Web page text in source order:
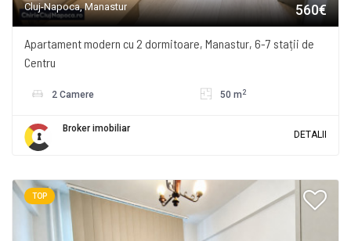
Cluj-Napoca, Manastur 560€
Apartament modern cu 2 dormitoare, Manastur, 6-7 stații de
Centru
2 Camere 50 m 2
Broker imobiliar
DETALII
TOP